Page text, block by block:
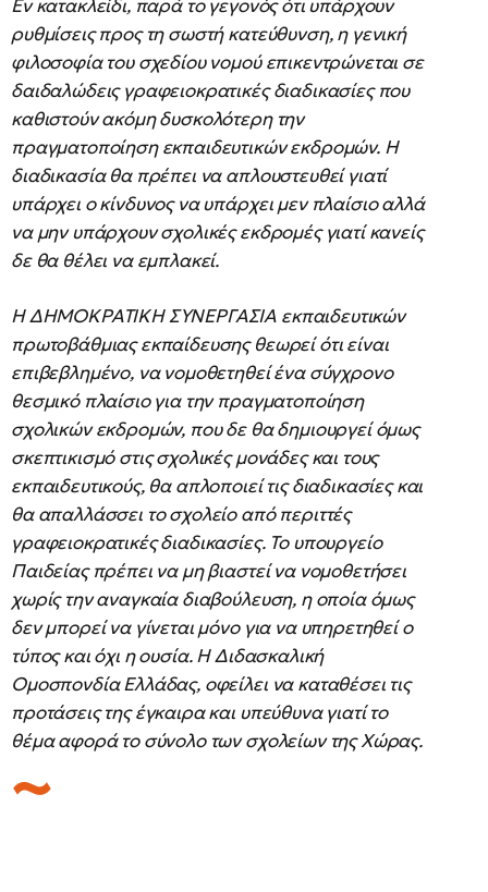
Εν κατακλείδι, παρά το γεγονός ότι υπάρχουν
ρυθμίσεις προς τη σωστή κατεύθυνση, η γενική
φιλοσοφία του σχεδίου νομού επικεντρώνεται σε
δαιδαλώδεις γραφειοκρατικές διαδικασίες που
καθιστούν ακόμη δυσκολότερη την
πραγματοποίηση εκπαιδευτικών εκδρομών. Η
διαδικασία θα πρέπει να απλουστευθεί γιατί
υπάρχει ο κίνδυνος να υπάρχει μεν πλαίσιο αλλά
να μην υπάρχουν σχολικές εκδρομές γιατί κανείς
δε θα θέλει να εμπλακεί.
Η ΔΗΜΟΚΡΑΤΙΚΗ ΣΥΝΕΡΓΑΣΙΑ εκπαιδευτικών
πρωτοβάθμιας εκπαίδευσης θεωρεί ότι είναι
επιβεβλημένο, να νομοθετηθεί ένα σύγχρονο
θεσμικό πλαίσιο για την πραγματοποίηση
σχολικών εκδρομών, που δε θα δημιουργεί όμως
σκεπτικισμό στις σχολικές μονάδες και τους
εκπαιδευτικούς, θα απλοποιεί τις διαδικασίες και
θα απαλλάσσει το σχολείο από περιττές
γραφειοκρατικές διαδικασίες. Το υπουργείο
Παιδείας πρέπει να μη βιαστεί να νομοθετήσει
χωρίς την αναγκαία διαβούλευση, η οποία όμως
δεν μπορεί να γίνεται μόνο για να υπηρετηθεί ο
τύπος και όχι η ουσία. Η Διδασκαλική
Ομοσπονδία Ελλάδας, οφείλει να καταθέσει τις
προτάσεις της έγκαιρα και υπεύθυνα γιατί το
θέμα αφορά το σύνολο των σχολείων της Χώρας.